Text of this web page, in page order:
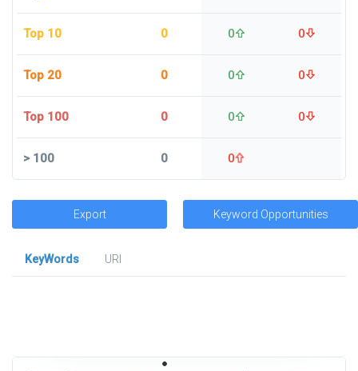
Top 10 0 0 0
Top 20 0 0 0
Top 100 0 0 0
>100 0 0
Export Keyword Opportunities
KeyWords
URl